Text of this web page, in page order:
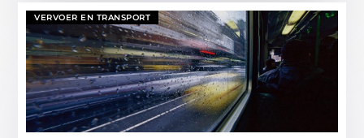
VERVOER EN TRANSPORT